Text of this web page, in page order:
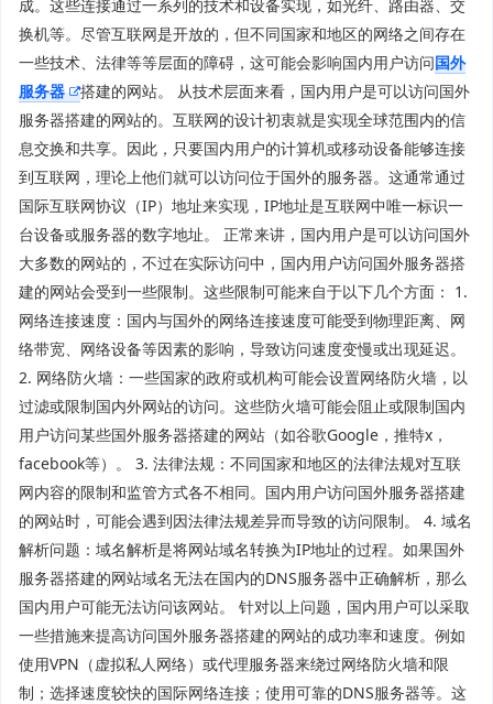
成。这些连接通过一系列的技术和设备实现，如光纤、路由器、交
换机等。尽管互联网是开放的，但不同国家和地区的网络之间存在
一些技术、法律等等层面的障碍，这可能会影响国内用户访问国外
服务器
搭建的网站。 从技术层面来看，国内用户是可以访问国外
服务器搭建的网站的。互联网的设计初衷就是实现全球范围内的信
息交换和共享。因此，只要国内用户的计算机或移动设备能够连接
到互联网，理论上他们就可以访问位于国外的服务器。这通常通过
国际互联网协议（IP）地址来实现，IP地址是互联网中唯一标识一
台设备或服务器的数字地址。 正常来讲，国内用户是可以访问国外
大多数的网站的，不过在实际访问中，国内用户访问国外服务器搭
建的网站会受到一些限制。这些限制可能来自于以下几个方面： 1.
网络连接速度：国内与国外的网络连接速度可能受到物理距离、网
络带宽、网络设备等因素的影响，导致访问速度变慢或出现延迟。
2. 网络防火墙：一些国家的政府或机构可能会设置网络防火墙，以
过滤或限制国内外网站的访问。这些防火墙可能会阻止或限制国内
用户访问某些国外服务器搭建的网站（如谷歌Google，推特x，
facebook等）。 3. 法律法规：不同国家和地区的法律法规对互联
网内容的限制和监管方式各不相同。国内用户访问国外服务器搭建
的网站时，可能会遇到因法律法规差异而导致的访问限制。 4. 域名
解析问题：域名解析是将网站域名转换为IP地址的过程。如果国外
服务器搭建的网站域名无法在国内的DNS服务器中正确解析，那么
国内用户可能无法访问该网站。 针对以上问题，国内用户可以采取
一些措施来提高访问国外服务器搭建的网站的成功率和速度。例如
使用VPN（虚拟私人网络）或代理服务器来绕过网络防火墙和限
制；选择速度较快的国际网络连接；使用可靠的DNS服务器等。这